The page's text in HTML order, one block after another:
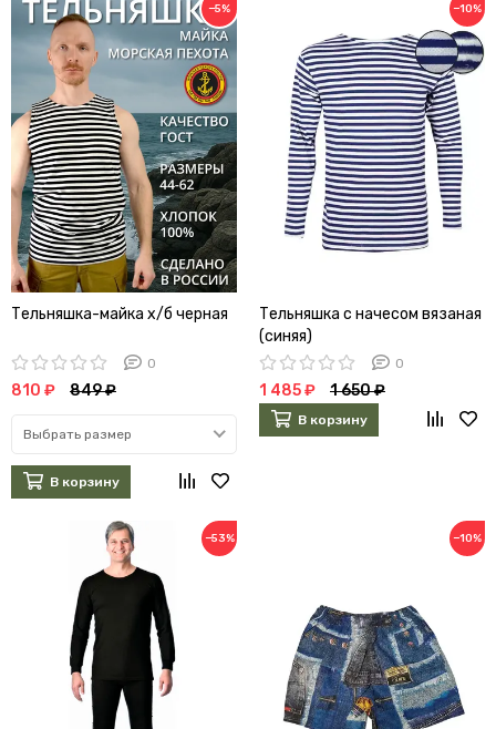
−5%
Тельняшка-майка х/б черная
0
810 ₽ 849 ₽
Выбрать размер
В корзину
−10%
Тельняшка с начесом вязаная
(синяя)
0
1 485 ₽ 1 650 ₽
В корзину
−53% −10%